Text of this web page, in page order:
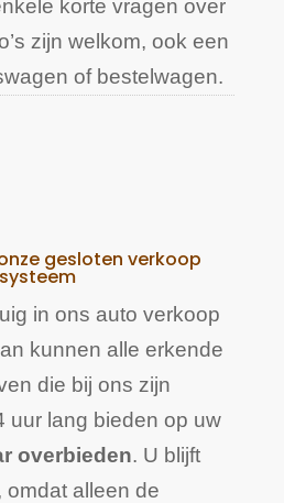
korte vragen over
zijn welkom, ook een
of bestelwagen.
gesloten verkoop
systeem
in ons auto verkoop
kunnen alle erkende
die bij ons zijn
uur lang bieden op uw
overbieden. U blijft
omdat alleen de